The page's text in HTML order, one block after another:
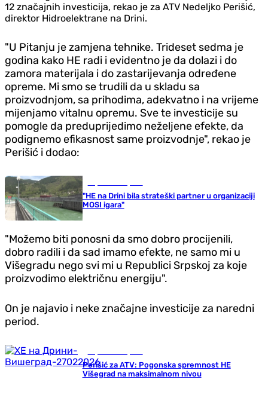
12 značajnih investicija, rekao je za ATV Nedeljko Perišić,
direktor Hidroelektrane na Drini.
"U Pitanju je zamjena tehnike. Trideset sedma je
godina kako HE radi i evidentno je da dolazi i do
zamora materijala i do zastarijevanja određene
opreme. Mi smo se trudili da u skladu sa
proizvodnjom, sa prihodima, adekvatno i na vrijeme
mijenjamo vitalnu opremu. Sve te investicije su
pomogle da preduprijedimo neželjene efekte, da
podignemo efikasnost same proizvodnje", rekao je
Perišić i dodao:
"HE na Drini bila strateški partner u organizaciji
MOSI igara"
"Možemo biti ponosni da smo dobro procijenili,
dobro radili i da sad imamo efekte, ne samo mi u
Višegradu nego svi mi u Republici Srpskoj za koje
proizvodimo električnu energiju".
On je najavio i neke značajne investicije za naredni
period.
Perišić za ATV: Pogonska spremnost HE
Višegrad na maksimalnom nivou